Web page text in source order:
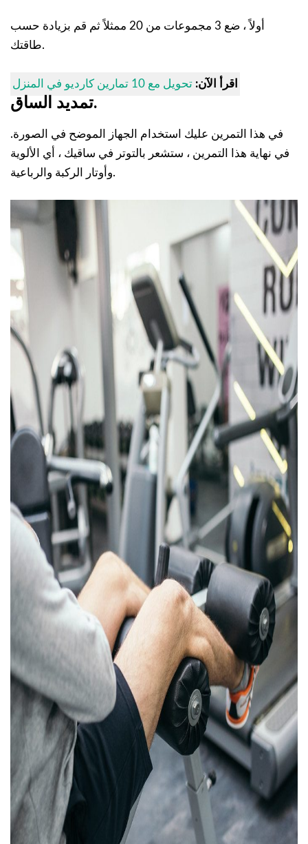
أولاً ، ضع 3 مجموعات من 20 ممثلاً ثم قم بزيادة حسب
طاقتك.
اقرأ الآن: تحويل مع 10 تمارين كارديو في المنزل
تمديد الساق.
في هذا التمرين عليك استخدام الجهاز الموضح في الصورة.
في نهاية هذا التمرين ، ستشعر بالتوتر في ساقيك ، أي الألوية
وأوتار الركبة والرباعية.